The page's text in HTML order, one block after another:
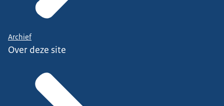
Archief
Over deze site